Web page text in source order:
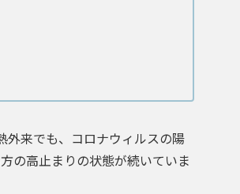
外来でも、コロナウィルスの陽
の高止まりの状態が続いていま